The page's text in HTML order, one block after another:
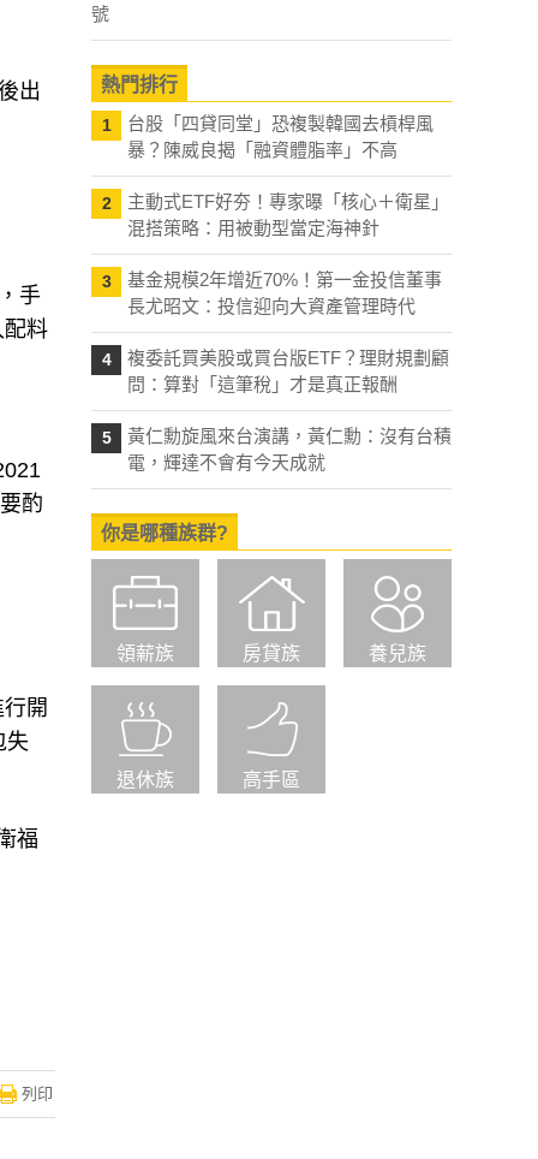
出
手
配料
酌
開
失
福
列印
號
熱門排行
1
台股「四貸同堂」恐複製韓國去槓桿風
暴？陳威良揭「融資體脂率」不高
2
主動式ETF好夯！專家曝「核心＋衛星」
混搭策略：用被動型當定海神針
3
基金規模2年增近70%！第一金投信董事
長尤昭文：投信迎向大資產管理時代
4
複委託買美股或買台版ETF？理財規劃顧
問：算對「這筆稅」才是真正報酬
5
黃仁勳旋風來台演講，黃仁勳：沒有台積
電，輝達不會有今天成就
你是哪種族群?
領薪族 房貸族 養兒族
退休族 高手區